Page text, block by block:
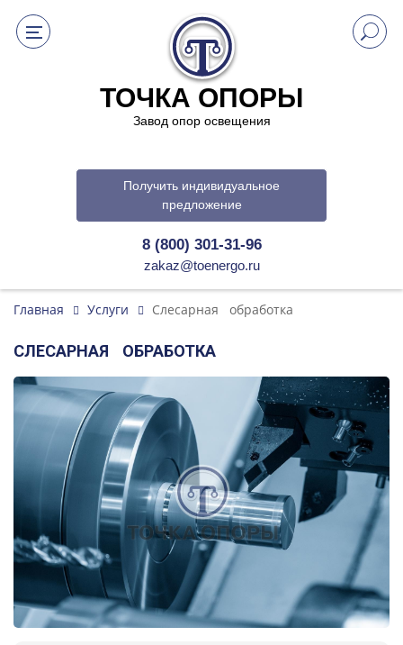
ТОЧКА ОПОРЫ
Завод опор освещения
Получить индивидуальное
предложение
8 (800) 301-31-96
zakaz@toenergo.ru
Главная Услуги Слесарная обработка
СЛЕСАРНАЯ ОБРАБОТКА